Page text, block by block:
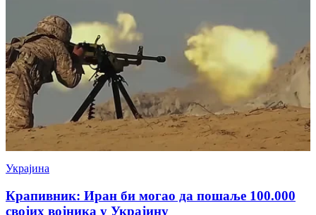
Украјина
Крапивник: Иран би могао да пошаље 100.000
својих војника у Украјину